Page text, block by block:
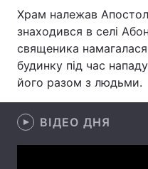
Техно і зв'язок
Зброя
Здоров'я
Цікавинки
Храм належав
знаходився в селі
священика
будинку під час
його разом з людьми.
ВІДЕО ДНЯ